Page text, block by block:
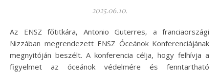
2025.06.10.
Az ENSZ főtitkára, Antonio Guterres, a franciaországi
Nizzában megrendezett ENSZ Óceánok Konferenciájának
megnyitóján beszélt. A konferencia célja, hogy felhívja a
figyelmet az óceánok védelmére és fenntartható